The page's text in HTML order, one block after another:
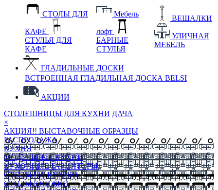
СТОЛЫ ДЛЯ
КАФЕ
СТУЛЬЯ ДЛЯ
КАФЕ
Мебель
лофт
БАРНЫЕ
СТУЛЬЯ
ВЕШАЛКИ
УЛИЧНАЯ
МЕБЕЛЬ
ГЛАДИЛЬНЫЕ ДОСКИ
ВСТРОЕННАЯ ГЛАДИЛЬНАЯ ДОСКА BELSI
АКЦИИ
СТОЛЕШНИЦЫ ДЛЯ КУХНИ ДАЧА
×
АКЦИЯ!! ВЫСТАВОЧНЫЕ ОБРАЗЦЫ
РАСПРОДАЖА
КУХНЯ
МОДУЛЬНЫЕ КУХНИ
КУХОННЫЕ ГАРНИТУРЫ
СТОЛЫ НА КУХНЮ
СТОЛЫ КНИЖКИ